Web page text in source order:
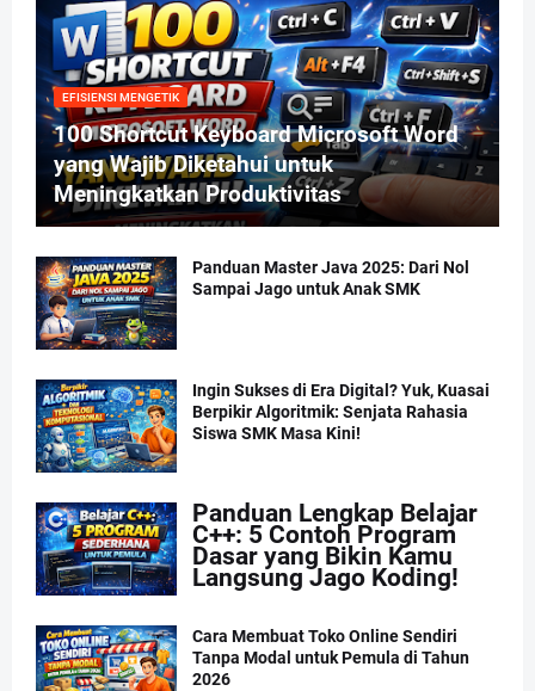
EFISIENSI MENGETIK
100 Shortcut Keyboard Microsoft Word
yang Wajib Diketahui untuk
Meningkatkan Produktivitas
Panduan Master Java 2025: Dari Nol
Sampai Jago untuk Anak SMK
Ingin Sukses di Era Digital? Yuk, Kuasai
Berpikir Algoritmik: Senjata Rahasia
Siswa SMK Masa Kini!
Panduan Lengkap Belajar
C++: 5 Contoh Program
Dasar yang Bikin Kamu
Langsung Jago Koding!
Cara Membuat Toko Online Sendiri
Tanpa Modal untuk Pemula di Tahun
2026